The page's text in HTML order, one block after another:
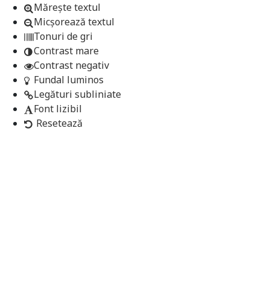
Mărește textul
Micșorează textul
Tonuri de gri
Contrast mare
Contrast negativ
Fundal luminos
Legături subliniate
Font lizibil
Resetează